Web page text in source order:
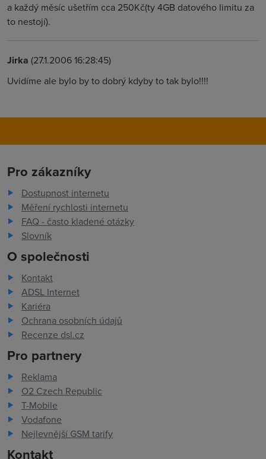
a každý měsíc ušetřím cca 250Kč(ty 4GB datového limitu za
to nestojí).
Jirka (27.1.2006 16:28:45)
Uvidíme ale bylo by to dobrý kdyby to tak bylo!!!!
Pro zákazníky
Dostupnost internetu
Měření rychlosti internetu
FAQ - často kladené otázky
Slovník
O společnosti
Kontakt
ADSL Internet
Kariéra
Ochrana osobních údajů
Recenze dsl.cz
Pro partnery
Reklama
O2 Czech Republic
T-Mobile
Vodafone
Nejlevnější GSM tarify
Kontakt